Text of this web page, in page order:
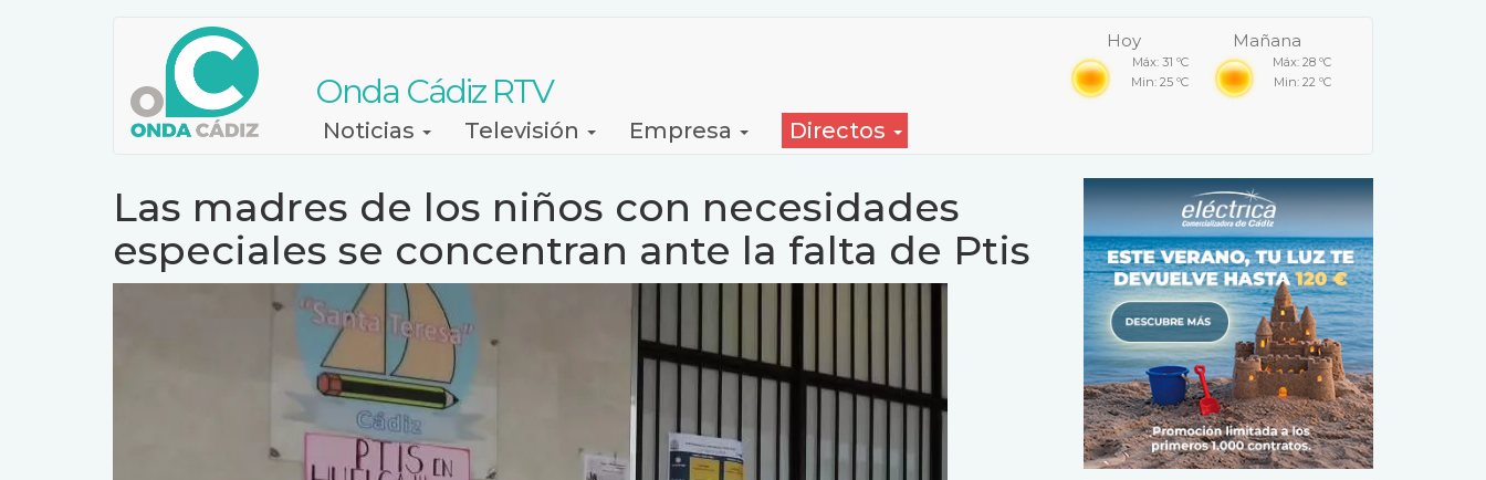
Onda Cádiz RTV
Hoy
Máx: 31 ºC
Min: 25 ºC
Mañana
Máx: 28 ºC
Min: 22 ºC
NavegaciónNoticias Televisión Empresa Directos
Las madres de los niños con necesidades
especiales se concentran ante la falta de Ptis